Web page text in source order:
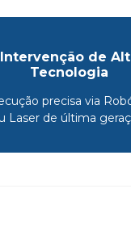
Intervenção de
Tecnologia
precisa via
Laser de última